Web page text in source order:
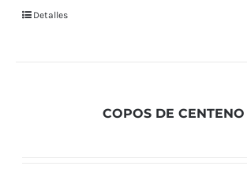
Detalles
COPOS DE CENTENO